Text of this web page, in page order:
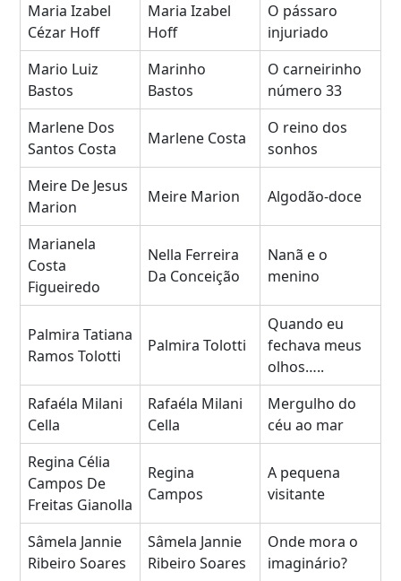
Maria Izabel
Cézar Hoff
Maria Izabel
Hoff
O pássaro
injuriado
Mario Luiz
Bastos
Marinho
Bastos
O carneirinho
número 33
Marlene Dos
Santos Costa
Marlene Costa
O reino dos
sonhos
Meire De Jesus
Marion
Meire Marion Algodão-doce
Marianela
Costa
Figueiredo
Nella Ferreira
Da Conceição
Nanã e o
menino
Palmira Tatiana
Ramos Tolotti
Palmira Tolotti
Quando eu
fechava meus
olhos…..
Rafaéla Milani
Cella
Rafaéla Milani
Cella
Mergulho do
céu ao mar
Regina Célia
Campos De
Freitas Gianolla
Regina
Campos
A pequena
visitante
Sâmela Jannie
Ribeiro Soares
Sâmela Jannie
Ribeiro Soares
Onde mora o
imaginário?